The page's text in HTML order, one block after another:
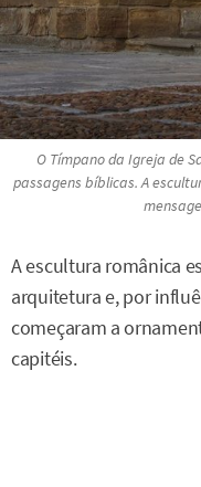
O Tímpano da Igreja de
passagens bíblicas. A
A escultura românica
arquitetura e, por
começaram a
capitéis.